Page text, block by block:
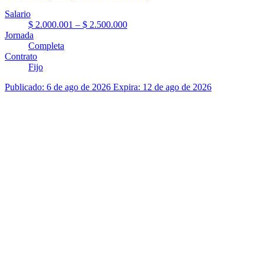
Salario
$ 2.000.001 – $ 2.500.000
Jornada
Completa
Contrato
Fijo
Publicado: 6 de ago de 2026 Expira: 12 de ago de 2026